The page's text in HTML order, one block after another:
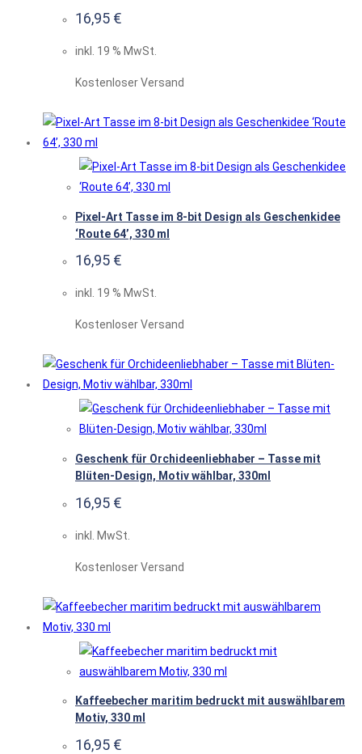
16,95 €
inkl. 19 % MwSt.
Kostenloser Versand
Pixel-Art Tasse im 8-bit Design als Geschenkidee
‘Route 64’, 330 ml
16,95 €
inkl. 19 % MwSt.
Kostenloser Versand
Geschenk für Orchideenliebhaber – Tasse mit
Blüten-Design, Motiv wählbar, 330ml
16,95 €
inkl. MwSt.
Kostenloser Versand
Kaffeebecher maritim bedruckt mit auswählbarem
Motiv, 330 ml
16,95 €